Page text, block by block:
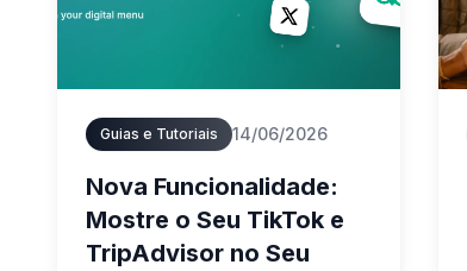
Guias e Tutoriais 14/06/2026
Nova Funcionalidade:
Mostre o Seu TikTok e
TripAdvisor no Seu